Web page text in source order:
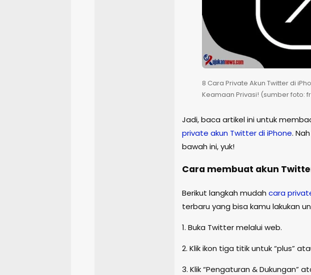
8 Cara Private Akun Twitter di
Keamaan Privasi! (sumber foto:
Jadi, baca artikel ini untuk
private akun Twitter di iPhone.
bawah ini, yuk!
Cara membuat akun
Berikut langkah mudah cara
terbaru yang bisa kamu lakukan
1. Buka Twitter melalui web.
2. Klik ikon tiga titik untuk “plus”
3. Klik “Pengaturan & Dukungan”